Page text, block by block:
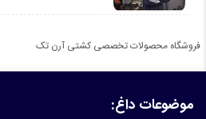
فروشگاه محصولات تخصصی کشتی آرن تک
موضوعات داغ: